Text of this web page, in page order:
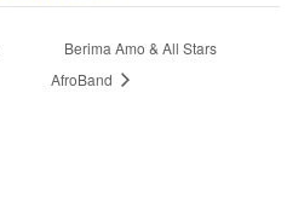
Berima Amo & All Stars
AfroBand